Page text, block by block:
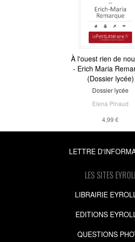
À l'ouest rien de
- Erich Maria
(Dossier lycée)
Dossier lycée
Elena Pinaud
4,99 €
LETTRE
LES SITES
LIBRAIRIE
EDITIONS
QUESTIONS